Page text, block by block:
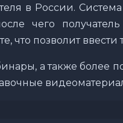
в России.
чего
что позволит ввести
а также более